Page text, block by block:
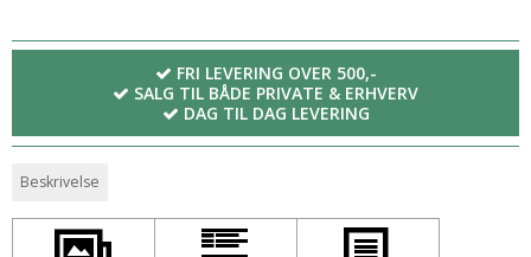
FRI LEVERING OVER 500,-
SALG TIL BÅDE PRIVATE & ERHVERV
DAG TIL DAG LEVERING
Beskrivelse